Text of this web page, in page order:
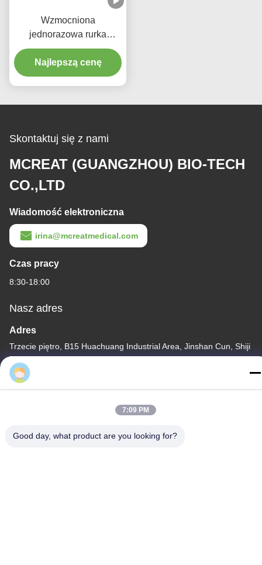
Wzmocniona
jednorazowa rurka
endotrachealna z
mikrocienkimi kajdanami
PU
Najlepszą cenę
Skontaktuj się z nami
MCREAT (GUANGZHOU) BIO-TECH
CO.,LTD
Wiadomość elektroniczna
irina@mcreatmedical.com
Czas pracy
8:30-18:00
Nasz adres
Adres
Trzecie piętro, B15 Huachuang Industrial Area, Jinshan Cun, Shiji
Town, Panyu District, Guangzhou, Guangdong China
Tel.
7:09 PM
Good day, what product are you looking for?